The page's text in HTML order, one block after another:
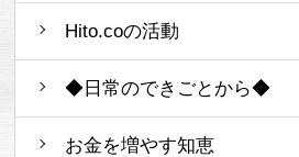
Hito.coの活動
◆日常のできごとから◆
お金を増やす知恵